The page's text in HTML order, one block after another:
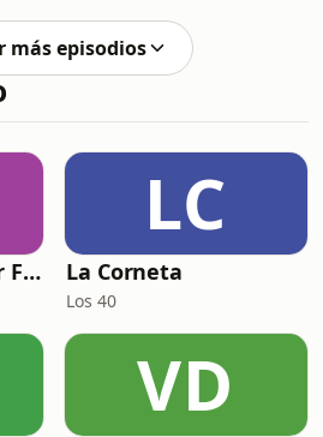
de mi amigo y Co-
Canseco, los
que él hablamos de:
Estrella, divo, y una
que lo convierte al
Dean, en una
estrella en el paseo de
más episodios
El podcast de Amor FM
LC
La Corneta
Los 40
VD